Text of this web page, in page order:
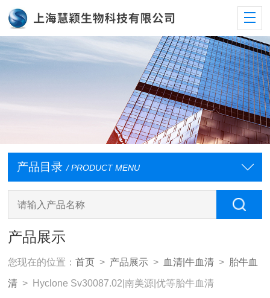
产品目录 / PRODUCT MENU
产品展示
您现在的位置：首页 > 产品展示 > 血清|牛血清 > 胎牛血
清 > Hyclone Sv30087.02|南美源|优等胎牛血清